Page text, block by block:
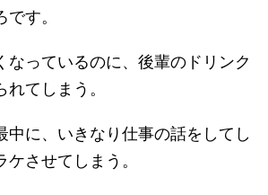
す。
なっているのに、後輩のドリンク
てしまう。
中に、いきなり仕事の話をしてし
ケさせてしまう。